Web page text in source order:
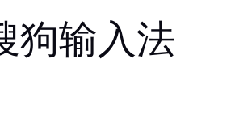
狗输入法